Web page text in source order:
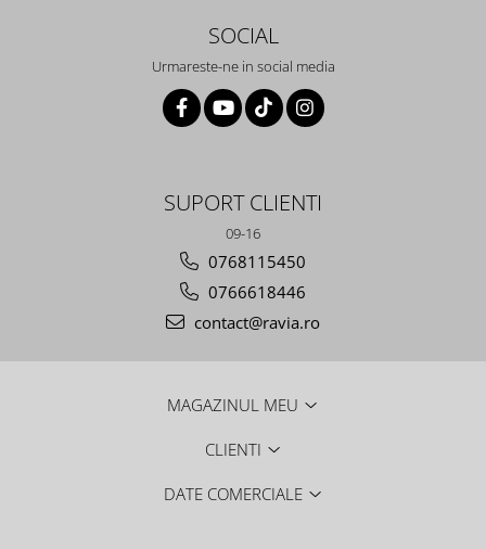
SOCIAL
Urmareste-ne in social media
SUPORT CLIENTI
09-16
0768115450
0766618446
contact@ravia.ro
MAGAZINUL MEU
CLIENTI
DATE COMERCIALE